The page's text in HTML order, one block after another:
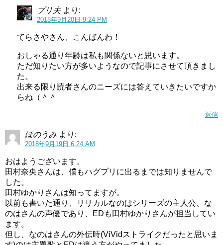
生まれた年の情報は、残念ながら発見する事はできません
でした。
非公開のようです。
しかし、大学時代から声優の勉強を始め、ヒューマンアカ
デミー渋谷校受講を修了し、2011年で声優デビューをした
となると…
表記が無いので数字がはっきりしませんが、おそらく
は20代後半～30代くらい
関連記事
関連記事 悠木碧(キュアグレース声優)は結婚してる?かわいい,絵,身長についても紹介!
記事の続きを読む
田村奈央と田村ゆかりの関係は？
プリ夫 より:
2018年9月20日 9:24 PM
てらさやさん、こんばんわ！
おしゃる通り年齢は私も関係ないと思います。
ただ知りたい方が多いようなので記事にさせて頂きまし
た。
出来る限り読者さんのニーズには答えていきたいですか
らね（＾＾
返信
ほのうみ より:
2018年9月19日 6:24 AM
おはようございます。
田村奈央さんは、僕もハグプリに出るまでは知りませんで
した。
田村ゆかりさんは知ってますが。
以前も書いた通り、リリカルなのはシリーズの主人公、な
のはさんの声優であり、EDも田村ゆかりさんが担当してい
ます。
但し、なのはさんの外伝時(ViVidストライクだったと思いま